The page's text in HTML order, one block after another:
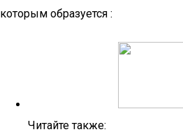
которым образуется :
Читайте также: